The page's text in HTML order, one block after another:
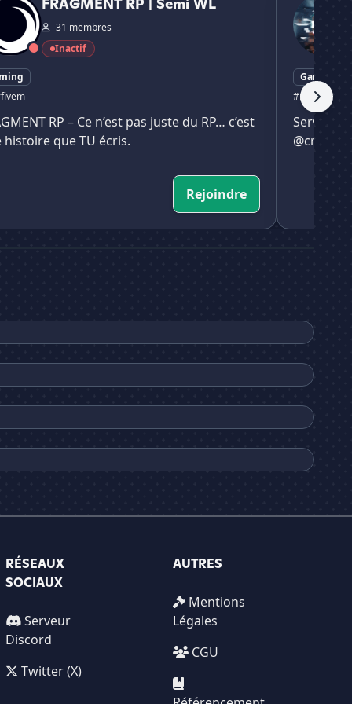
FRAGMENT RP | Semi WL
31 membres
Inactif
RP – Ce n’est pas juste du RP… c’est
histoire que TU écris.
Rejoindre
Gaming
#minecraft
Serveur
@craftok
RÉSEAUX
SOCIAUX
Serveur
Discord
Twitter (X)
AUTRES
Mentions
Légales
CGU